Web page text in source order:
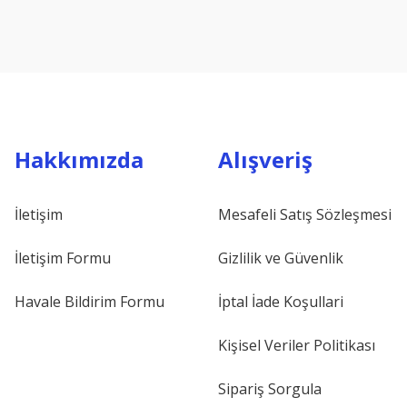
Hakkımızda
İletişim
İletişim Formu
Havale Bildirim Formu
Alışveriş
Mesafeli Satış Sözleşmesi
Gizlilik ve Güvenlik
İptal İade Koşullari
Kişisel Veriler Politikası
Sipariş Sorgula